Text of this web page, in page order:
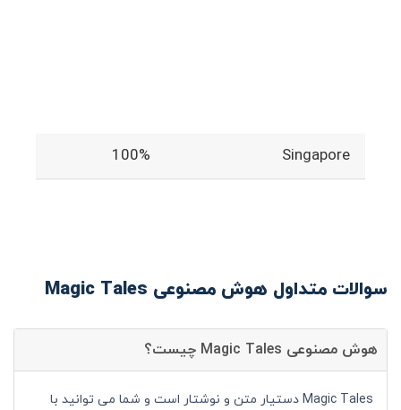
Singapore
100%
سوالات متداول هوش مصنوعی Magic Tales
هوش مصنوعی Magic Tales چیست؟
Magic Tales دستیار متن و نوشتار است و شما می توانید با